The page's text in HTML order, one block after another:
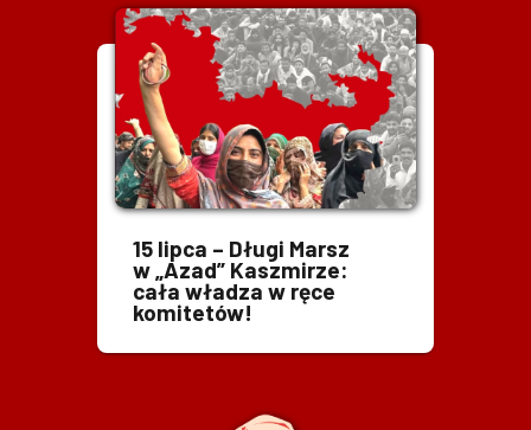
15 lipca – Długi Marsz
w „Azad” Kaszmirze:
cała władza w ręce
komitetów!